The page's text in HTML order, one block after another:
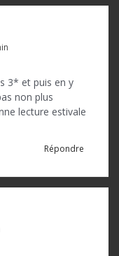
3* et puis en y
non plus
lecture estivale
Répondre